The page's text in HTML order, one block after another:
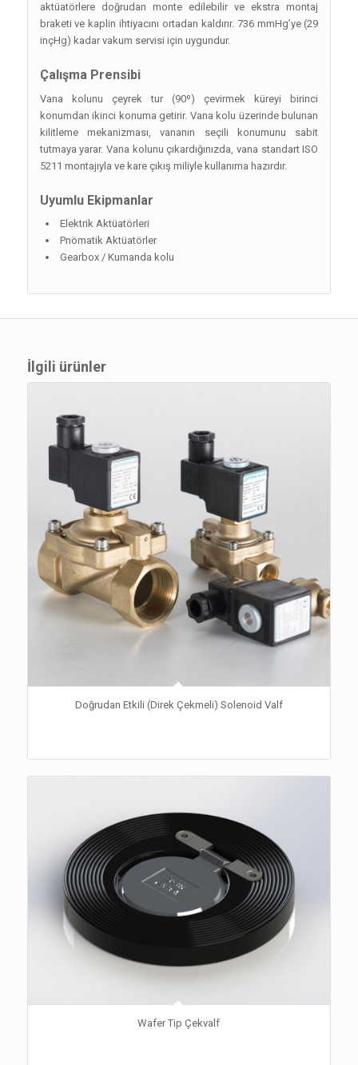
aktüatörlere doğrudan monte edilebilir ve ekstra montaj
braketi ve kaplin ihtiyacını ortadan kaldırır. 736 mmHg’ye (29
inçHg) kadar vakum servisi için uygundur.
Çalışma Prensibi
Vana kolunu çeyrek tur (90º) çevirmek küreyi birinci
konumdan ikinci konuma getirir. Vana kolu üzerinde bulunan
kilitleme mekanizması, vananın seçili konumunu sabit
tutmaya yarar. Vana kolunu çıkardığınızda, vana standart ISO
5211 montajıyla ve kare çıkış miliyle kullanıma hazırdır.
Uyumlu Ekipmanlar
Elektrik Aktüatörleri
Pnömatik Aktüatörler
Gearbox / Kumanda kolu
İlgili ürünler
Doğrudan Etkili (Direk Çekmeli) Solenoid Valf
Wafer Tip Çekvalf